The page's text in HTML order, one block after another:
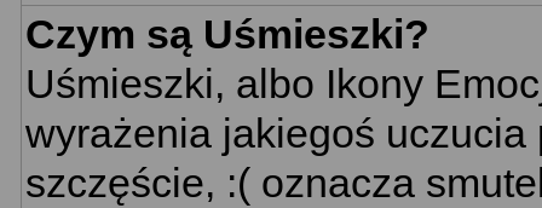
Czym są Uśmieszki?
Uśmieszki, albo Ikony
wyrażenia jakiegoś
szczęście, :( oznacza